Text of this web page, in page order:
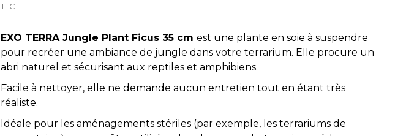
TTC
EXO TERRA Jungle Plant Ficus 35 cm est une plante en soie à suspendre
pour recréer une ambiance de jungle dans votre terrarium. Elle procure un
abri naturel et sécurisant aux reptiles et amphibiens.
Facile à nettoyer, elle ne demande aucun entretien tout en étant très
réaliste.
Idéale pour les aménagements stériles (par exemple, les terrariums de